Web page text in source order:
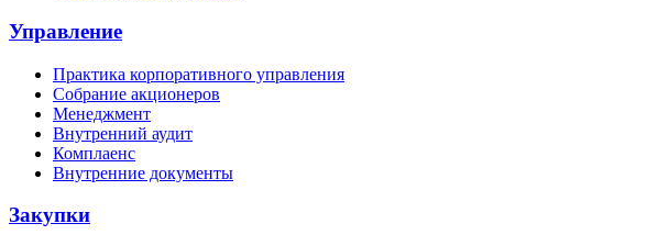
Управление
Практика корпоративного управления
Собрание акционеров
Менеджмент
Внутренний аудит
Комплаенс
Внутренние документы
Закупки